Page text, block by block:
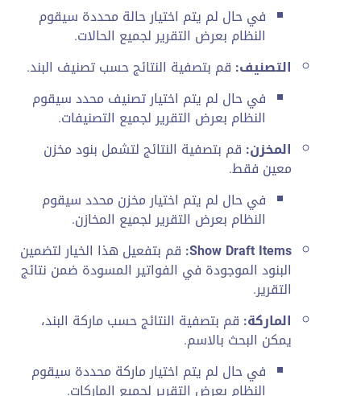
في حال لم يتم اختيار حالة محددة سيقوم
النظام بعرض التقرير لجميع الحالات.
التصنيف: قم بتصفية النتائج حسب تصنيف البند.
في حال لم يتم اختيار تصنيف محدد سيقوم
النظام بعرض التقرير لجميع التصنيفات.
المخزن: قم بتصفية النتائج لتشمل بنود مخزن
معين فقط.
في حال لم يتم اختيار مخزن محدد سيقوم
النظام بعرض التقرير لجميع المخازن.
Show Draft Items: قم بتفعيل هذا الخيار لتضمين
البنود الموجودة في الفواتير المسودة ضمن نتائج
التقرير.
الماركة: قم بتصفية النتائج حسب ماركة البند،
يمكن البحث بالاسم.
في حال لم يتم اختيار ماركة محددة سيقوم
النظام بعرض التقرير لجميع الماركات.